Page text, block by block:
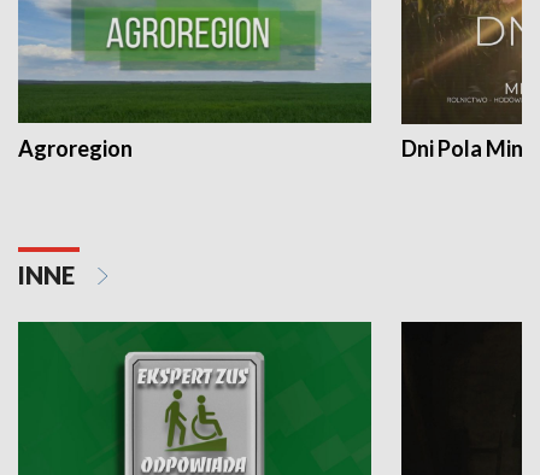
Agroregion Dni Pola
INNE